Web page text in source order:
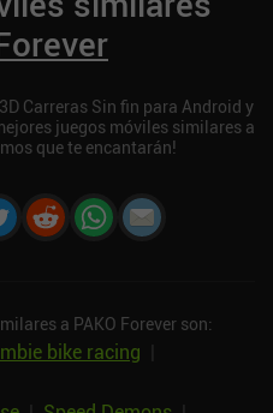
Carreras Sin fin para Android y
juegos móviles similares a
que te encantarán!
a PAKO Forever son:
bike racing